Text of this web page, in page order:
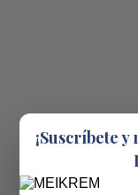
¡Suscríbete y